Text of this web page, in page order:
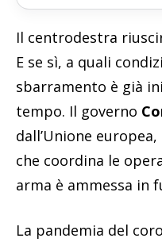
Il centrodestra
E se sì, a quali
sbarramento è già
tempo. Il governo
dall’Unione
che coordina le
arma è ammessa in
La pandemia del